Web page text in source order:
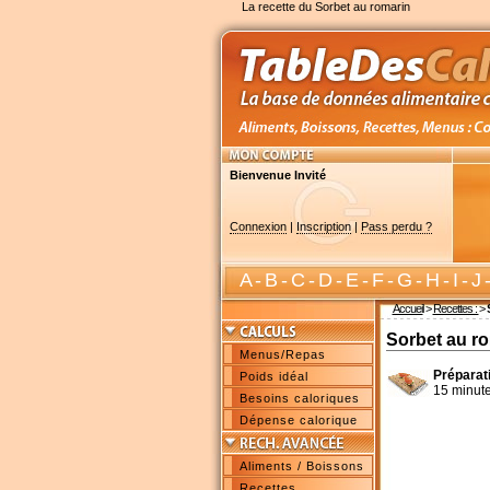
La recette du Sorbet au romarin
Bienvenue Invité
Connexion| Inscription| Pass perdu ?
A-B-C-D-E-F-G-H-I-J
Accueil>Recettes :>
Menus/Repas
Poids idéal
Besoins caloriques
Dépense calorique
Aliments / Boissons
Sorbet au
15